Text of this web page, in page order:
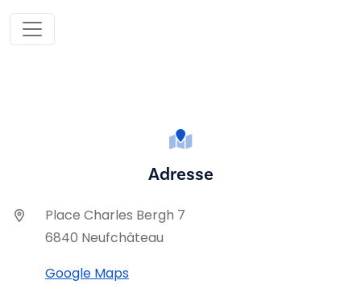
Adresse
Place Charles Bergh 7
6840 Neufchâteau
Google Maps